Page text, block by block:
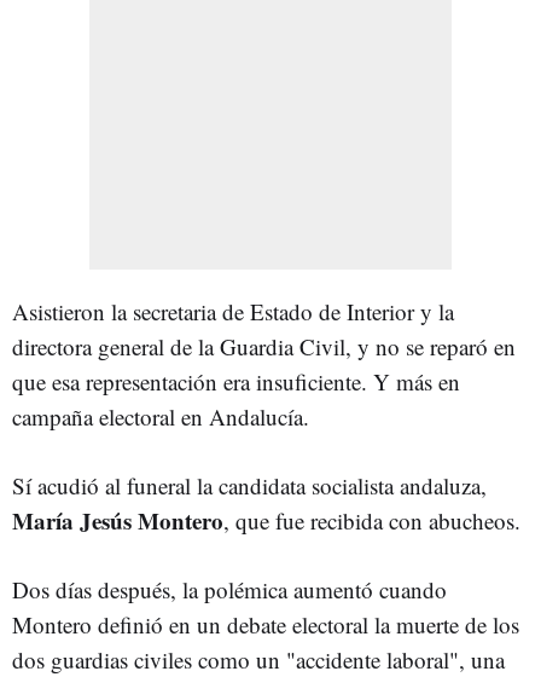
Asistieron la secretaria de Estado de Interior y la
directora general de la Guardia Civil, y no se reparó en
que esa representación era insuficiente. Y más en
campaña electoral en Andalucía.
Sí acudió al funeral la candidata socialista andaluza,
María JesúsMontero, que fue recibida con abucheos.
Dos días después, la polémica aumentó cuando
Montero definió en un debate electoral la muerte de los
dos guardias civiles como un "accidente laboral", una